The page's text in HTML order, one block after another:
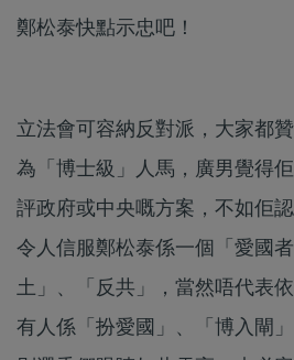
鄭松泰快點示忠吧！
立法會可容納反對派，大家都
為「博士級」人馬，廣男覺得
評政府或中央嘅方案，不如佢
令人信服鄭松泰係一個「愛國
土」、「反共」，當然唔代表
有人係「扮愛國」、「博入閘